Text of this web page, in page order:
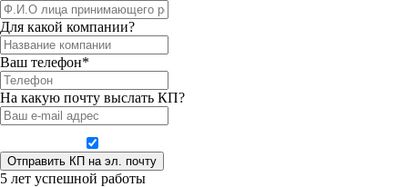
Для какой компании?
Ваш телефон*
На какую почту выслать КП?
5 лет успешной работы